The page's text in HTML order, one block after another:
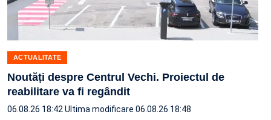
ACTUALITATE
Noutăți despre Centrul Vechi. Proiectul de
reabilitare va fi regândit
06.08.26 18:42 Ultima modificare 06.08.26 18:48